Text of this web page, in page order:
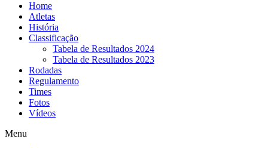
Home
Atletas
História
Classificação
Tabela de Resultados 2024
Tabela de Resultados 2023
Rodadas
Regulamento
Times
Fotos
Vídeos
Menu